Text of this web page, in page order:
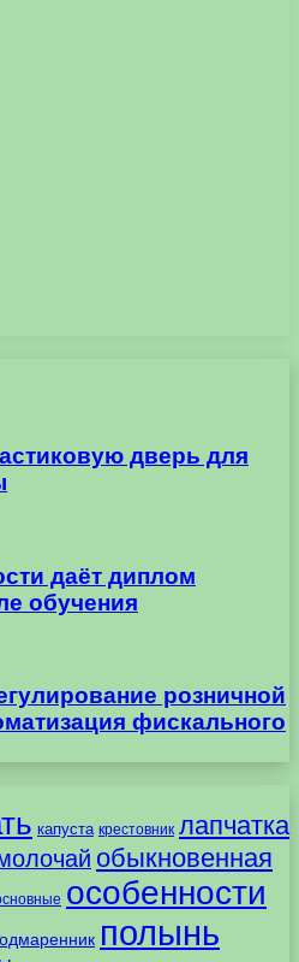
дверь для
даёт диплом
обучения
розничной
фискального
капуста крестовник лапчатка
обыкновенная
особенности
полынь